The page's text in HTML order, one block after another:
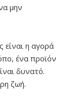
μην
είναι η αγορά
ένα προϊόν
δυνατό.
ζωή.